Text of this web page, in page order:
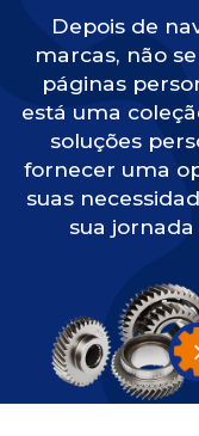
Depois de
marcas, não
páginas
está uma
soluções
fornecer uma
suas
sua